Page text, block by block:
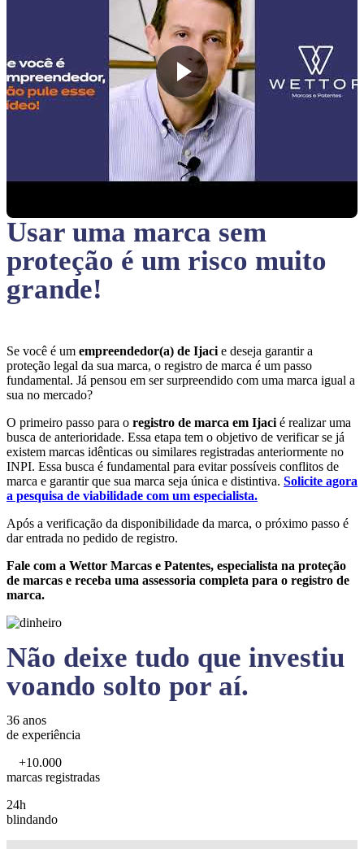
Usar uma marca sem
proteção é um risco muito
grande!
Se você é um empreendedor(a) de Ijaci e deseja garantir a
proteção legal da sua marca, o registro de marca é um passo
fundamental. Já pensou em ser surpreendido com uma marca igual a
sua no mercado?
O primeiro passo para o registro de marca em Ijaci é realizar uma
busca de anterioridade. Essa etapa tem o objetivo de verificar se já
existem marcas idênticas ou similares registradas anteriormente no
INPI. Essa busca é fundamental para evitar possíveis conflitos de
marca e garantir que sua marca seja única e distintiva. Solicite agora
a pesquisa de viabilidade com um especialista.
Após a verificação da disponibilidade da marca, o próximo passo é
dar entrada no pedido de registro.
Fale com a Wettor Marcas e Patentes, especialista na proteção
de marcas e receba uma assessoria completa para o registro de
marca.
Não deixe tudo que investiu
voando solto por aí.
36 anos
de experiência
+10.000
marcas registradas
24h
blindando